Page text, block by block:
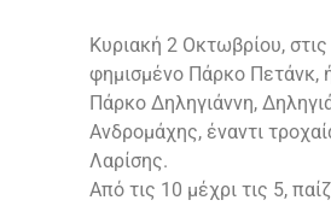
Κυριακή 2 Οκτωβρίου,
φημισμένο Πάρκο Πετάνκ,
Πάρκο Δηληγιάννη,
Ανδρομάχης, έναντι
Λαρίσης.
Από τις 10 μέχρι τις 5,